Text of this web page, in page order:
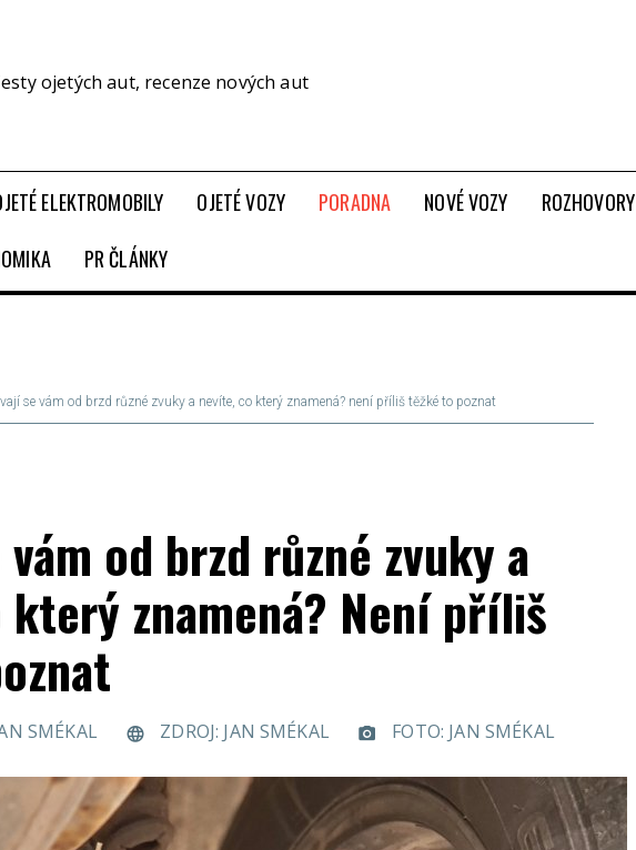
ojetých aut, recenze nových aut
ELEKTROMOBILY OJETÉ VOZY PORADNA NOVÉ VOZY ROZHOVORY
PR ČLÁNKY
se vám od brzd různé zvuky a nevíte, co který znamená? není příliš těžké to poznat
od brzd různé zvuky a
znamená? Není příliš
SMÉKAL ZDROJ: JAN SMÉKAL FOTO: JAN SMÉKAL